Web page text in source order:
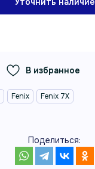
В избранное
Fenix Fenix 7X
Поделиться: